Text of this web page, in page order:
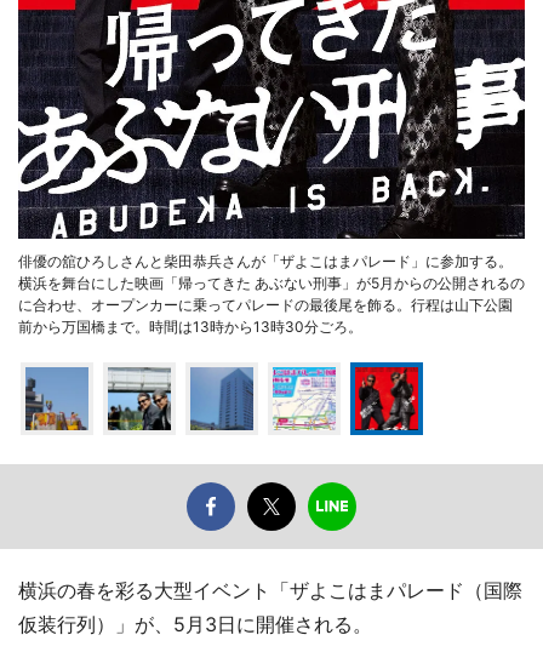
俳優の舘ひろしさんと柴田恭兵さんが「ザよこはまパレード」に参加する。
横浜を舞台にした映画「帰ってきた あぶない刑事」が5月からの公開されるの
に合わせ、オープンカーに乗ってパレードの最後尾を飾る。行程は山下公園
前から万国橋まで。時間は13時から13時30分ごろ。
横浜の春を彩る大型イベント「ザよこはまパレード（国際
仮装行列）」が、5月3日に開催される。